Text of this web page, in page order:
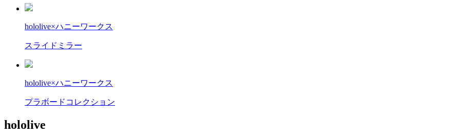
hololive×ハニーワークス
スライドミラー
hololive×ハニーワークス
プラボードコレクション
hololive